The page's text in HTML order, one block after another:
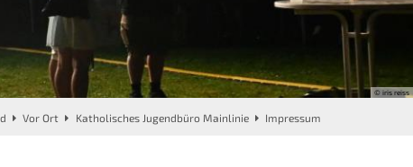
© iris reiss
Vor Ort Katholisches Jugendbüro Mainlinie Impressum